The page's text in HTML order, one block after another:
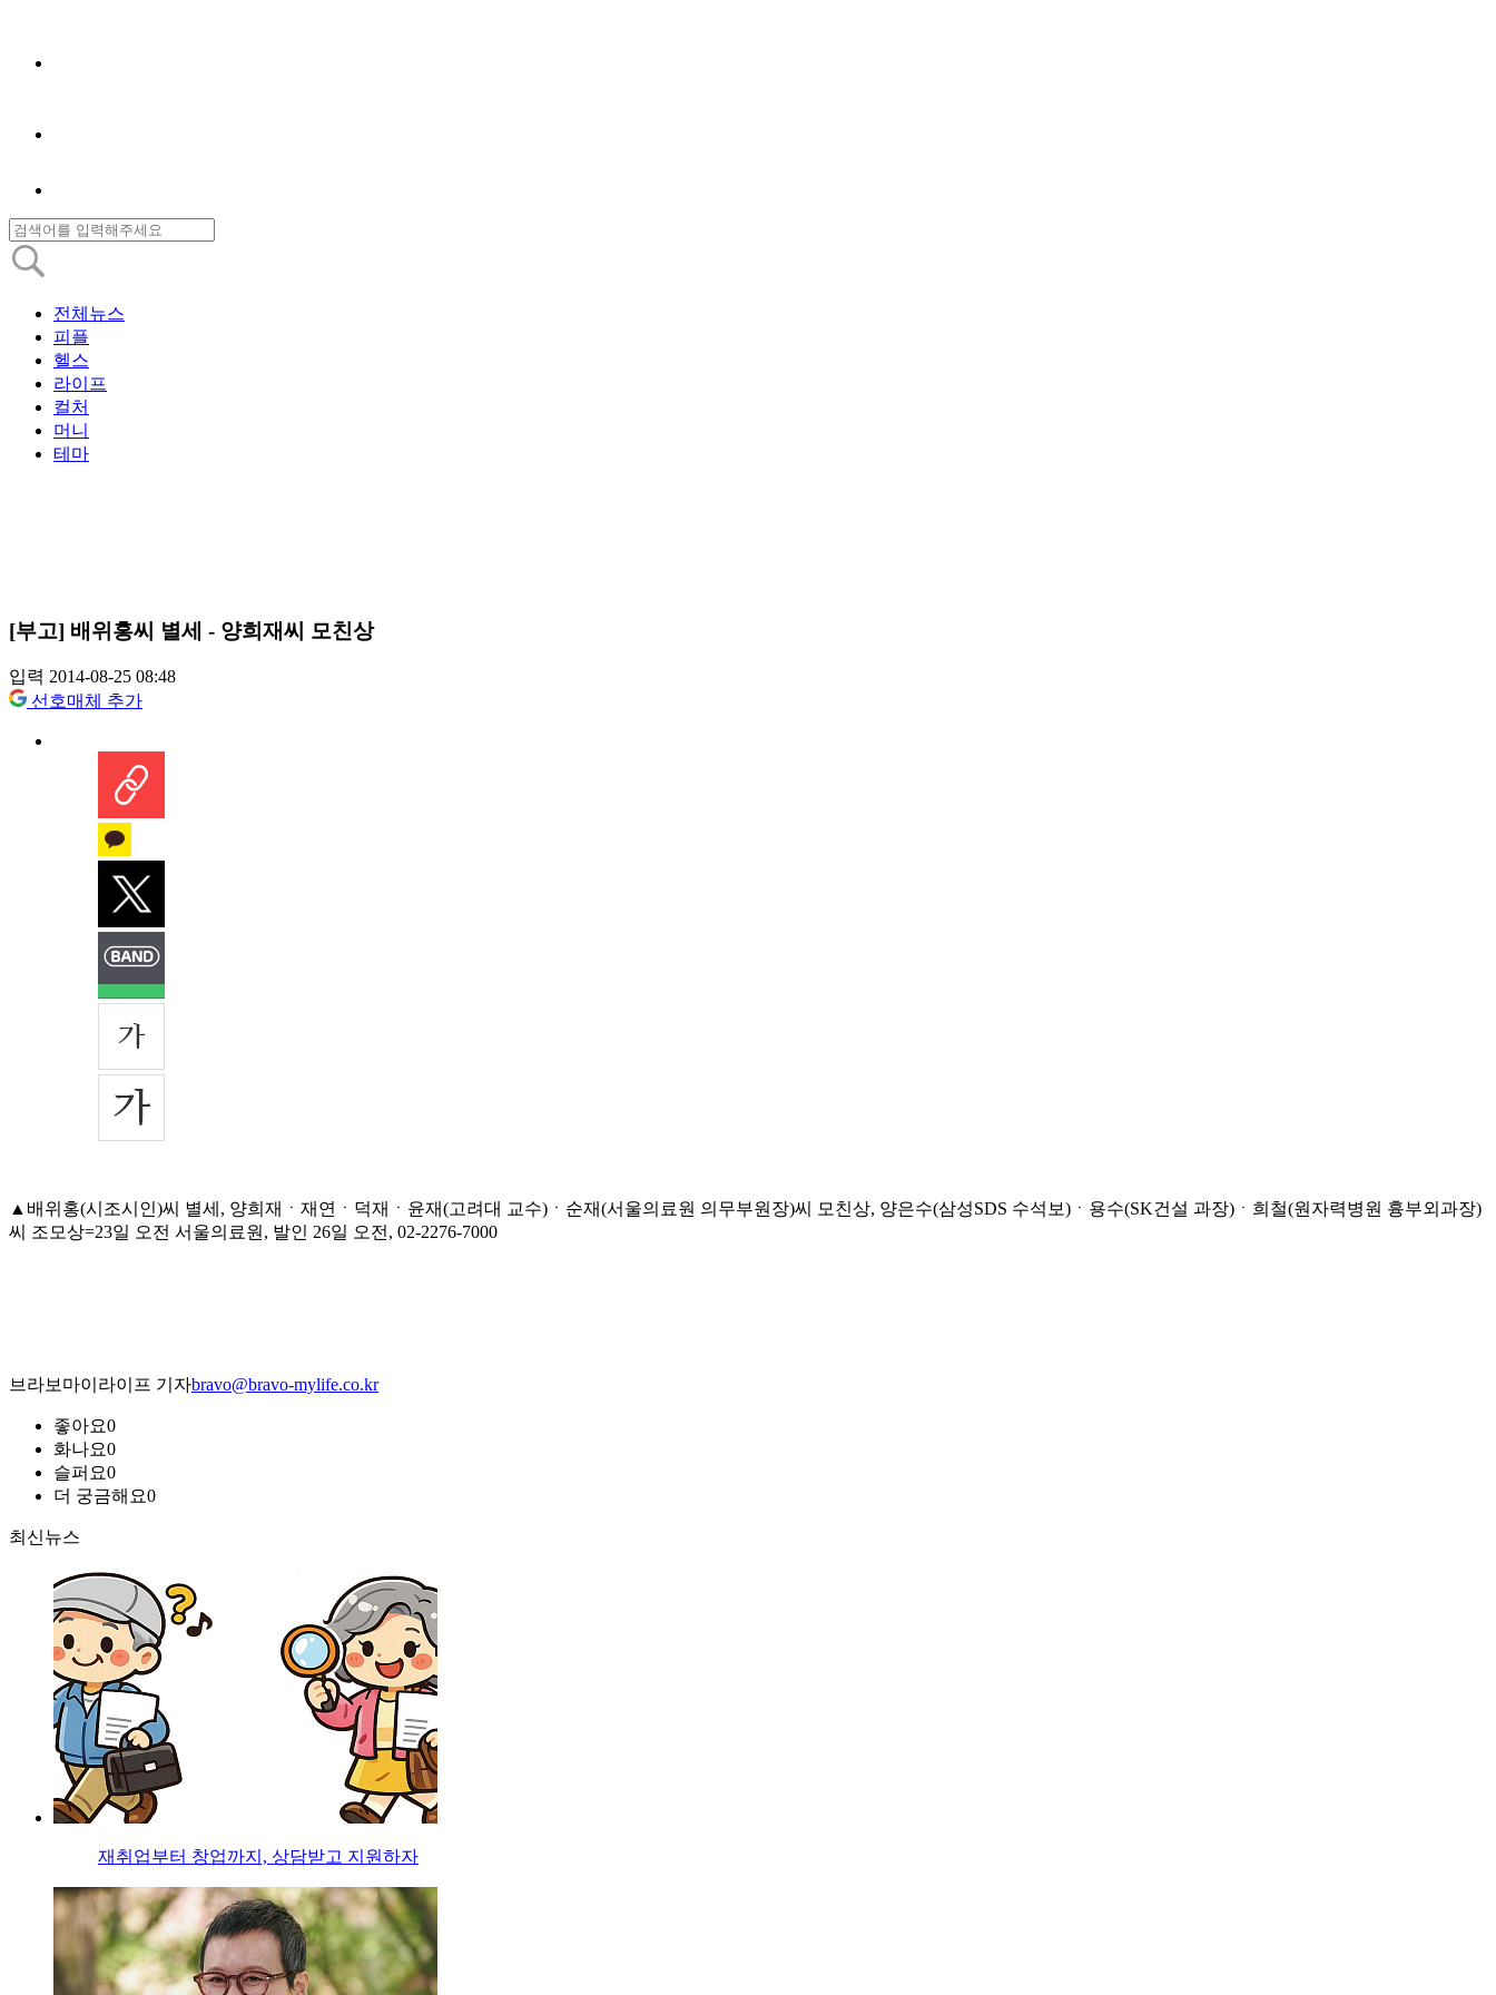
전체뉴스
피플
헬스
라이프
컬처
머니
테마
[부고] 배위홍씨 별세 - 양희재씨 모친상
입력 2014-08-25 08:48
선호매체 추가
▲배위홍(시조시인)씨 별세, 양희재ㆍ재연ㆍ덕재ㆍ윤재(고려대 교수)ㆍ순재(서울의료원 의무부원장)씨 모친상, 양은수(삼성SDS 수석보)ㆍ용수(SK건설 과장)ㆍ희철(원자력병원 흉부외과장)
씨 조모상=23일 오전 서울의료원, 발인 26일 오전, 02-2276-7000
브라보마이라이프 기자bravo@bravo-mylife.co.kr
좋아요0
화나요0
슬퍼요0
더 궁금해요0
최신뉴스
재취업부터 창업까지, 상담받고 지원하자